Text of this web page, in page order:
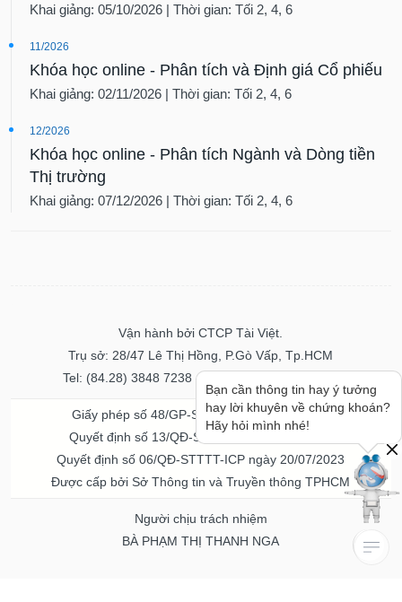
Khai giảng: 05/10/2026 | Thời gian: Tối 2, 4, 6
11/2026
Khóa học online - Phân tích và Định giá Cổ phiếu
Khai giảng: 02/11/2026 | Thời gian: Tối 2, 4, 6
12/2026
Khóa học online - Phân tích Ngành và Dòng tiền
Thị trường
Khai giảng: 07/12/2026 | Thời gian: Tối 2, 4, 6
Vận hành bởi CTCP Tài Việt.
Trụ sở: 28/47 Lê Thị Hồng, P.Gò Vấp, Tp.HCM
Tel: (84.28) 3848 7238 - Fax: (84.28) 3848 7237
Giấy phép số 48/GP-STTTT ngày 04/11/2016
Quyết định số 13/QĐ-STTTT ngày 02/11/2017
Quyết định số 06/QĐ-STTTT-ICP ngày 20/07/2023
Được cấp bởi Sở Thông tin và Truyền thông TPHCM
Người chịu trách nhiệm
BÀ PHẠM THỊ THANH NGA
Bạn cần thông tin hay ý tưởng
hay lời khuyên về chứng khoán?
Hãy hỏi mình nhé!